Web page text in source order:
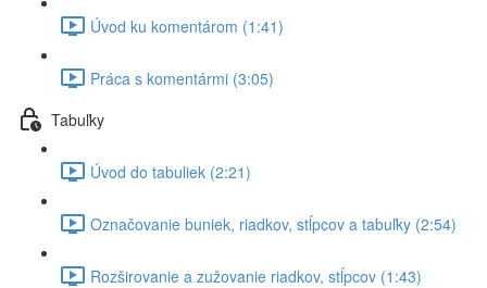
Úvod ku komentárom (1:41)
Práca s komentármi (3:05)
Tabuľky
Úvod do tabuliek (2:21)
Označovanie buniek, riadkov, stĺpcov a tabuľky (2:54)
Rozširovanie a zužovanie riadkov, stĺpcov (1:43)